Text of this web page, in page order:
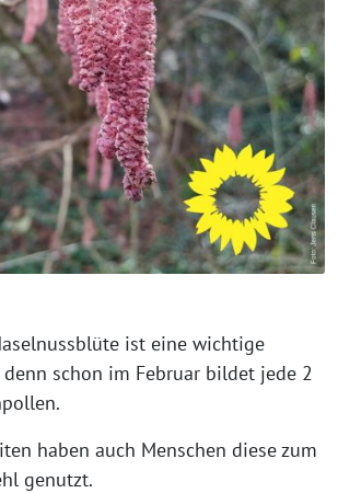
ist eine wichtige
schon im Februar bildet jede 2
haben auch Menschen diese zum
genutzt.